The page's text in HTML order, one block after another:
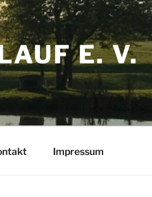
E. V.
Impressum